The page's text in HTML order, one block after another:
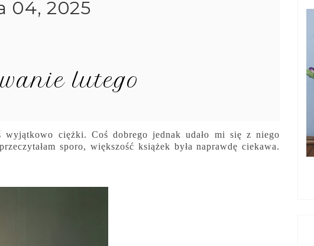
04, 2025
lutego
ciężki. Coś dobrego jednak udało mi się z niego
sporo, większość książek była naprawdę ciekawa.